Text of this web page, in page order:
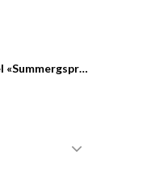
Im Telebasel «Summergspröch» zu Gast